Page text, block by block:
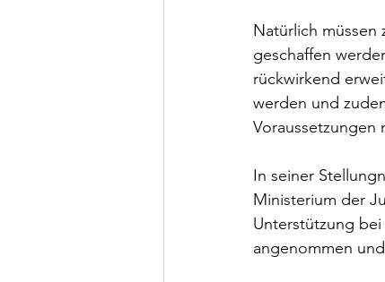
Natürlich müssen
geschaffen
rückwirkend
werden und
Voraussetzungen
In seiner
Ministerium der
Unterstützung
angenommen